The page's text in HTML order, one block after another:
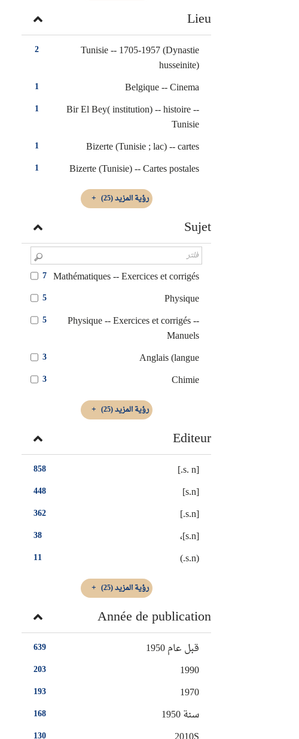
Lieu
2
Tunisie -- 1705-1957 (Dynastie
husseinite)
1 Belgique -- Cinema
1
Bir El Bey( institution) -- histoire --
Tunisie
1 Bizerte (Tunisie ; lac) -- cartes
1 Bizerte (Tunisie) -- Cartes postales
رؤية المزيد(25)
Sujet
7 Mathématiques -- Exercices et corrigés
5 Physique
5
Physique -- Exercices et corrigés --
Manuels
3 Anglais (langue
3 Chimie
رؤية المزيد(25)
Editeur
858 [s. n.]
448 [s.n]
362 [s.n.]
38 [s.n]،
11 (s.n.)
رؤية المزيد(25)
Année de publication
639 قبل عام 1950
203 1990
193 1970
168 سنة 1950
130